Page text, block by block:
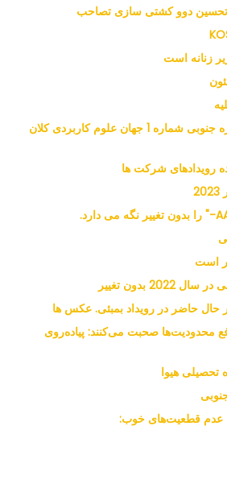
مجموعه نیمه هادی های کره جنوبی شماره 1 جهان علوم کاربردی کلان
است
حال حاضر در رویداد بمبئی. عکس ها
محدودیت‌ها صحبت می‌کنند: پیاده‌روی
هیوا